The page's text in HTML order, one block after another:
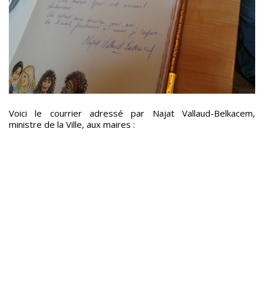
Voici le courrier adressé par Najat Vallaud-Belkacem,
ministre de la Ville, aux maires :